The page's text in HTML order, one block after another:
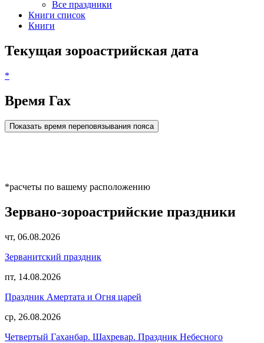
Все праздники
Книги список
Книги
Текущая зороастрийская дата
*
Время Гах
Показать время переповязывания пояса
*расчеты по вашему расположению
Зервано-зороастрийские праздники
чт, 06.08.2026
Зерванитский праздник
пт, 14.08.2026
Праздник Амертата и Огня царей
ср, 26.08.2026
Четвертый Гаханбар. Шахревар. Праздник Небесного